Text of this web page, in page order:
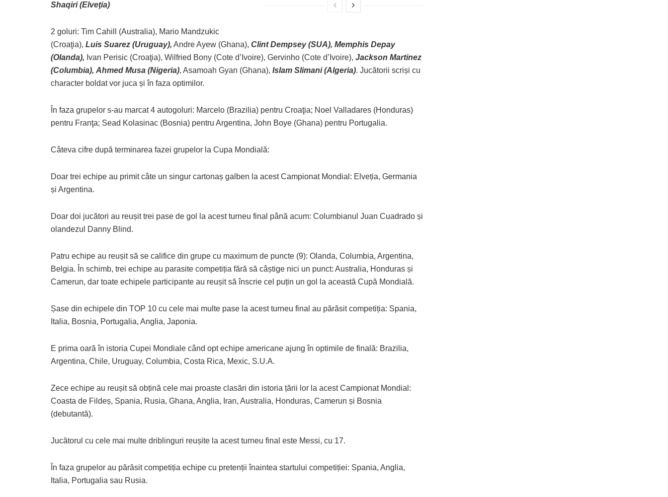
Shaqiri (Elveţia)
2 goluri: Tim Cahill (Australia), Mario Mandzukic
(Croaţia), Luis Suarez (Uruguay), Andre Ayew (Ghana), Clint Dempsey (SUA), Memphis Depay
(Olanda), Ivan Perisic (Croaţia), Wilfried Bony (Cote d’Ivoire), Gervinho (Cote d’Ivoire), Jackson Martinez
(Columbia), Ahmed Musa (Nigeria), Asamoah Gyan (Ghana), Islam Slimani (Algeria). Jucătorii scriși cu
character boldat vor juca și în faza optimilor.
În faza grupelor s-au marcat 4 autogoluri: Marcelo (Brazilia) pentru Croaţia; Noel Valladares (Honduras)
pentru Franţa; Sead Kolasinac (Bosnia) pentru Argentina, John Boye (Ghana) pentru Portugalia.
Câteva cifre după terminarea fazei grupelor la Cupa Mondială:
Doar trei echipe au primit câte un singur cartonaș galben la acest Campionat Mondial: Elveția, Germania
și Argentina.
Doar doi jucători au reușit trei pase de gol la acest turneu final până acum: Columbianul Juan Cuadrado și
olandezul Danny Blind.
Patru echipe au reușit să se califice din grupe cu maximum de puncte (9): Olanda, Columbia, Argentina,
Belgia. În schimb, trei echipe au parasite competiția fără să câștige nici un punct: Australia, Honduras și
Camerun, dar toate echipele participante au reușit să înscrie cel puțin un gol la această Cupă Mondială.
Șase din echipele din TOP 10 cu cele mai multe pase la acest turneu final au părăsit competiția: Spania,
Italia, Bosnia, Portugalia, Anglia, Japonia.
E prima oară în istoria Cupei Mondiale când opt echipe americane ajung în optimile de finală: Brazilia,
Argentina, Chile, Uruguay, Columbia, Costa Rica, Mexic, S.U.A.
Zece echipe au reușit să obțină cele mai proaste clasări din istoria țării lor la acest Campionat Mondial:
Coasta de Fildeș, Spania, Rusia, Ghana, Anglia, Iran, Australia, Honduras, Camerun și Bosnia
(debutantă).
Jucătorul cu cele mai multe driblinguri reușite la acest turneu final este Messi, cu 17.
În faza grupelor au părăsit competiția echipe cu pretenții înaintea startului competiției: Spania, Anglia,
Italia, Portugalia sau Rusia.